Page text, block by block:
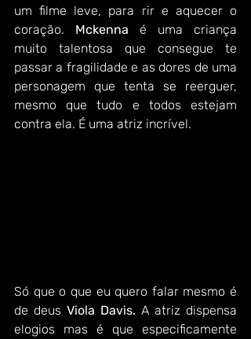
um filme leve, para rir e aquecer o
coração. Mckenna é uma criança
muito talentosa que consegue te
passar a fragilidade e as dores de uma
personagem que tenta se reerguer,
mesmo que tudo e todos estejam
contra ela. É uma atriz incrível.
Só que o que eu quero falar mesmo é
de deus Viola Davis. A atriz dispensa
elogios mas é que especificamente